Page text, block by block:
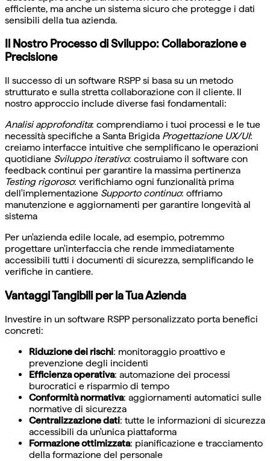
efficiente, ma anche un sistema sicuro che protegge i dati
sensibili della tua azienda.
Il Nostro Processo di Sviluppo: Collaborazione e
Precisione
Il successo di un software RSPP si basa su un metodo
strutturato e sulla stretta collaborazione con il cliente. Il
nostro approccio include diverse fasi fondamentali:
Analisi approfondita: comprendiamo i tuoi processi e le tue
necessità specifiche a Santa Brigida Progettazione UX/UI:
creiamo interfacce intuitive che semplificano le operazioni
quotidiane Sviluppo iterativo: costruiamo il software con
feedback continui per garantire la massima pertinenza
Testing rigoroso: verifichiamo ogni funzionalità prima
dell'implementazione Supporto continuo: offriamo
manutenzione e aggiornamenti per garantire longevità al
sistema
Per un'azienda edile locale, ad esempio, potremmo
progettare un'interfaccia che rende immediatamente
accessibili tutti i documenti di sicurezza, semplificando le
verifiche in cantiere.
Vantaggi Tangibili per la Tua Azienda
Investire in un software RSPP personalizzato porta benefici
concreti:
Riduzione dei rischi: monitoraggio proattivo e
prevenzione degli incidenti
Efficienza operativa: automazione dei processi
burocratici e risparmio di tempo
Conformità normativa: aggiornamenti automatici sulle
normative di sicurezza
Centralizzazione dati: tutte le informazioni di sicurezza
accessibili da un'unica piattaforma
Formazione ottimizzata: pianificazione e tracciamento
della formazione del personale